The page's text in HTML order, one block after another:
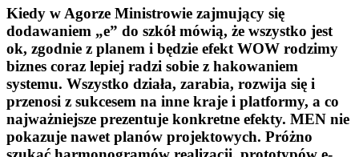
Kiedy w Agorze Ministrowie zajmujący się
dodawaniem „e” do szkół mówią, że wszystko jest
ok, zgodnie z planem i będzie efekt WOW rodzimy
biznes coraz lepiej radzi sobie z hakowaniem
systemu. Wszystko działa, zarabia, rozwija się i
przenosi z sukcesem na inne kraje i platformy, a co
najważniejsze prezentuje konkretne efekty. MEN nie
pokazuje nawet planów projektowych. Próżno